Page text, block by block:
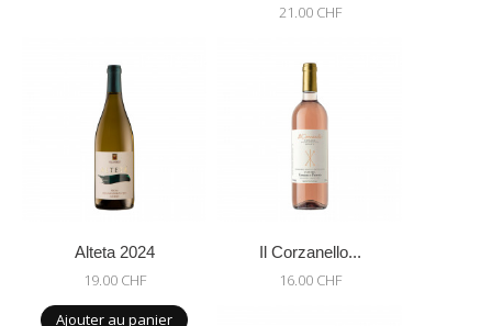
21.00 CHF
Alteta 2024
19.00 CHF
Ajouter au panier
Il Corzanello...
16.00 CHF